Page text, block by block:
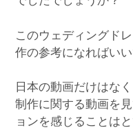
このウェディングド
作の参考になればいい
日本の動画だけはな
制作に関する動画を
ョンを感じることは